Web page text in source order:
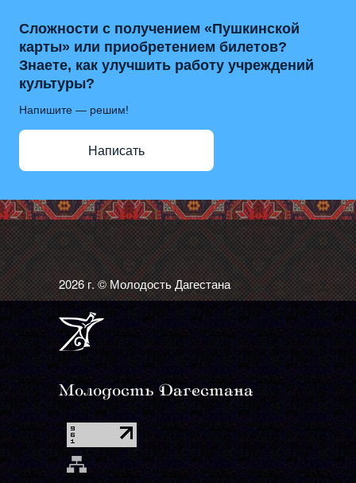
Сложности с получением «Пушкинской
карты» или приобретением билетов?
Знаете, как улучшить работу учреждений
культуры?
Напишите — решим!
Написать
2026 г. © Молодость Дагестана
Молодость Дагестана